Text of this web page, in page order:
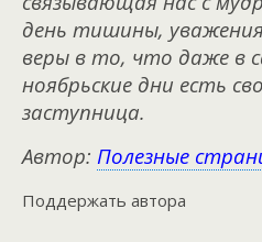
день тишины,
веры в то, что даже в
ноябрьские дни есть
заступница.
Автор: Полезные
Поддержать автора